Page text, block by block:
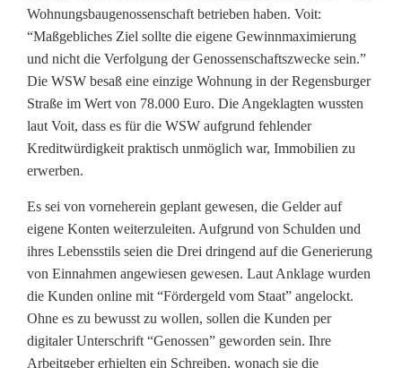
W
o
h
n
S
c
h
W
e
r
Wohnungsbaugenossenschaft betrieben haben. Voit:
“Maßgebliches Ziel sollte die eigene Gewinnmaximierung
und nicht die Verfolgung der Genossenschaftszwecke sein.”
Die WSW besaß eine einzige Wohnung in der Regensburger
Straße im Wert von 78.000 Euro. Die Angeklagten wussten
laut Voit, dass es für die WSW aufgrund fehlender
Kreditwürdigkeit praktisch unmöglich war, Immobilien zu
erwerben.
Es sei von vorneherein geplant gewesen, die Gelder auf
eigene Konten weiterzuleiten. Aufgrund von Schulden und
ihres Lebensstils seien die Drei dringend auf die Generierung
von Einnahmen angewiesen gewesen. Laut Anklage wurden
die Kunden online mit “Fördergeld vom Staat” angelockt.
Ohne es zu bewusst zu wollen, sollen die Kunden per
digitaler Unterschrift “Genossen” geworden sein. Ihre
Arbeitgeber erhielten ein Schreiben, wonach sie die